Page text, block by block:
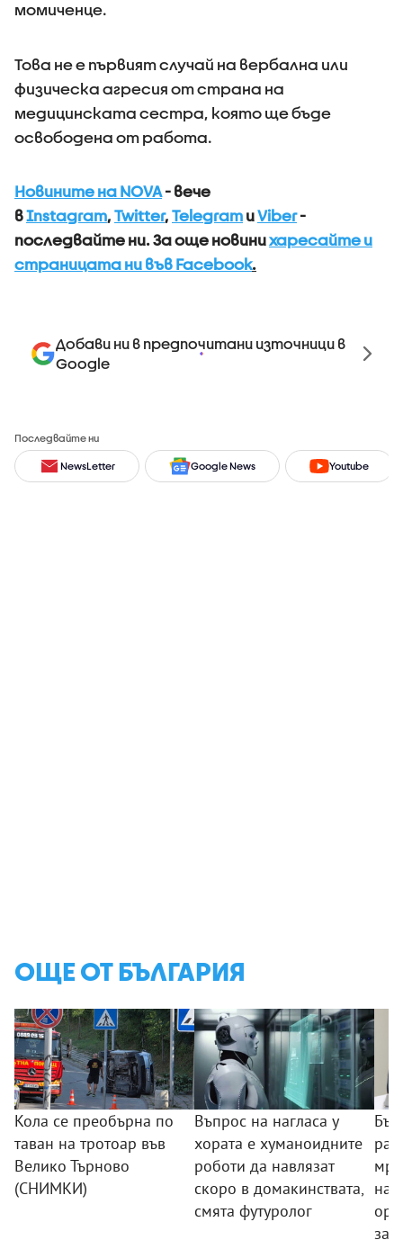
момиченце.
Това не е първият случай на вербална или
физическа агресия от страна на
медицинската сестра, която ще бъде
освободена от работа.
Новините на NOVA- вече
вInstagram, Twitter, Telegram иViber-
последвайте ни.За още новинихаресайте и
страницата ни във Facebook.
Добави ни в предпочитани източници в
Google
Последвайте ни
NewsLetter Google News Youtube
ОЩЕ ОТ БЪЛГАРИЯ
Кола се преобърна по
таван на тротоар във
Велико Търново
(СНИМКИ)
Въпрос на нагласа у
хората е хуманоидните
роботи да навлязат
скоро в домакинствата,
смята футуролог